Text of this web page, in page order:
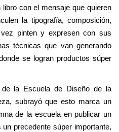
con el mensaje que quieren
la tipografía, composición,
pinten y expresen con sus
técnicas que van generando
se logran productos súper
la Escuela de Diseño de la
subrayó que esto marca un
de la escuela en publicar un
un precedente súper importante,